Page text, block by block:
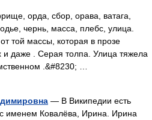
орда, сбор, орава, ватага,
чернь, масса, плебс, улица.
той массы, которая в прозе
и даже . Серая толпа. Улица тяжела
.&#8230; …
— В Википедии есть
именем Ковалёва, Ирина. Ирина